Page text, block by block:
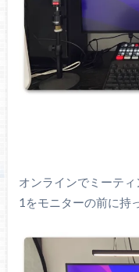
オンラインでミーテ
1をモニターの前に持